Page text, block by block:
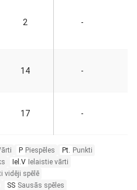
2 -
14 -
17 -
P Piespēles Pt. Punkti
Iel.V Ielaistie vārti
vidēji spēlē
SS Sausās spēles